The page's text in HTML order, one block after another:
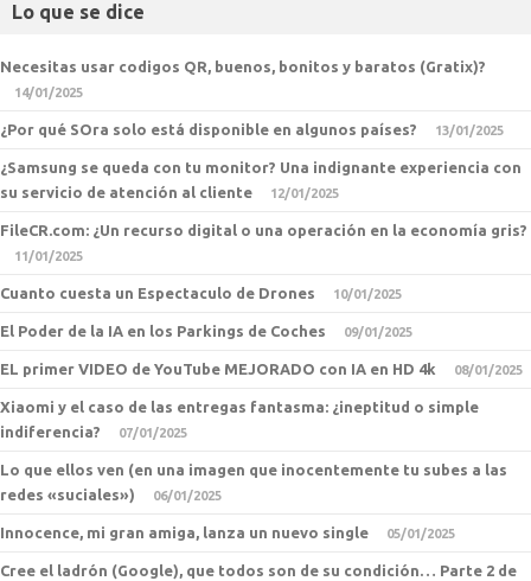
Lo que se dice
Necesitas usar codigos QR, buenos, bonitos y baratos (Gratix)?
14/01/2025
¿Por qué SOra solo está disponible en algunos países? 13/01/2025
¿Samsung se queda con tu monitor? Una indignante experiencia con
su servicio de atención al cliente
12/01/2025
FileCR.com: ¿Un recurso digital o una operación en la economía gris?
11/01/2025
Cuanto cuesta un Espectaculo de Drones 10/01/2025
El Poder de la IA en los Parkings de Coches 09/01/2025
EL primer VIDEO de YouTube MEJORADO con IA en HD 4k 08/01/2025
Xiaomi y el caso de las entregas fantasma: ¿ineptitud o simple
indiferencia?
07/01/2025
Lo que ellos ven (en una imagen que inocentemente tu subes a las
redes «suciales»)
06/01/2025
Innocence, mi gran amiga, lanza un nuevo single 05/01/2025
Cree el ladrón (Google), que todos son de su condición… Parte 2 de